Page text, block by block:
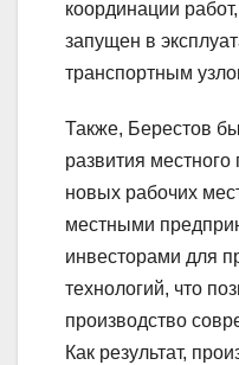
координации
запущен в
транспортным
Также, Берестов
развития местного
новых рабочих
местными
инвесторами для
технологий, что
производство
Как результат,